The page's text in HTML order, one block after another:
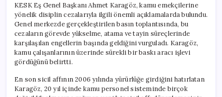
Zaman
Kaybı
Olmamalı”
için
KESK Eş Genel Başkanı Ahmet Karagöz, kamu emekçilerine
yönelik disiplin cezalarıyla ilgili önemli açıklamalarda bulundu.
Genel merkezde gerçekleştirilen basın toplantısında, bu
cezaların görevde yükselme, atama ve tayin süreçlerinde
karşılaşılan engellerin başında geldiğini vurguladı. Karagöz,
kamu çalışanlarının üzerinde sürekli bir baskı aracı işlevi
gördüğünü belirtti.
En son sicil affının 2006 yılında yürürlüğe girdiğini hatırlatan
Karagöz, 20 yıl içinde kamu personel sisteminde birçok